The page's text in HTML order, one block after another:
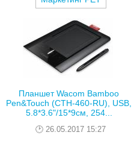
Планшет Wacom Bamboo
Pen&Touch (CTH-460-RU), USB,
5.8*3.6"/15*9см, 254...
26.05.2017 15:27